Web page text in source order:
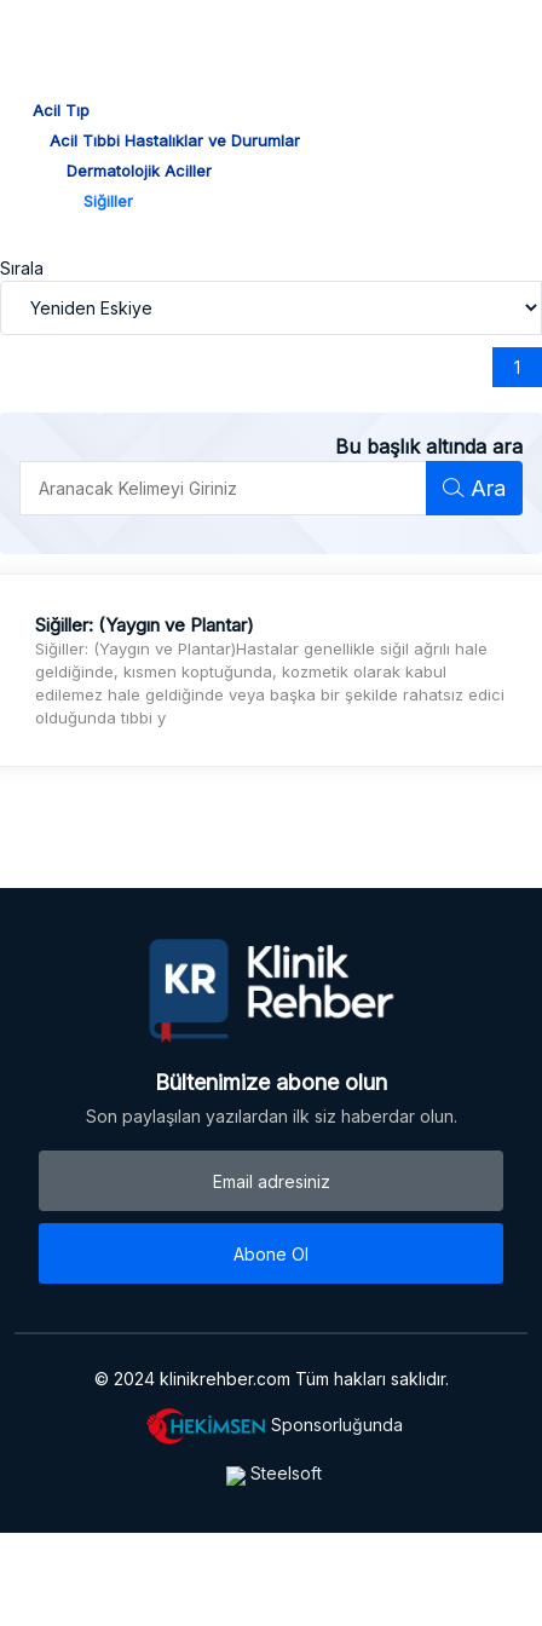
Acil Tıp
Acil Tıbbi Hastalıklar ve Durumlar
Dermatolojik Aciller
Siğiller
Sırala
1
Bu başlık altında ara
Ara
Siğiller: (Yaygın ve Plantar)
Siğiller: (Yaygın ve Plantar)Hastalar genellikle siğil ağrılı hale
geldiğinde, kısmen koptuğunda, kozmetik olarak kabul
edilemez hale geldiğinde veya başka bir şekilde rahatsız edici
olduğunda tıbbi y
Bültenimize abone olun
Son paylaşılan yazılardan ilk siz haberdar olun.
Abone Ol
© 2024 klinikrehber.com Tüm hakları saklıdır.
Sponsorluğunda
Steelsoft